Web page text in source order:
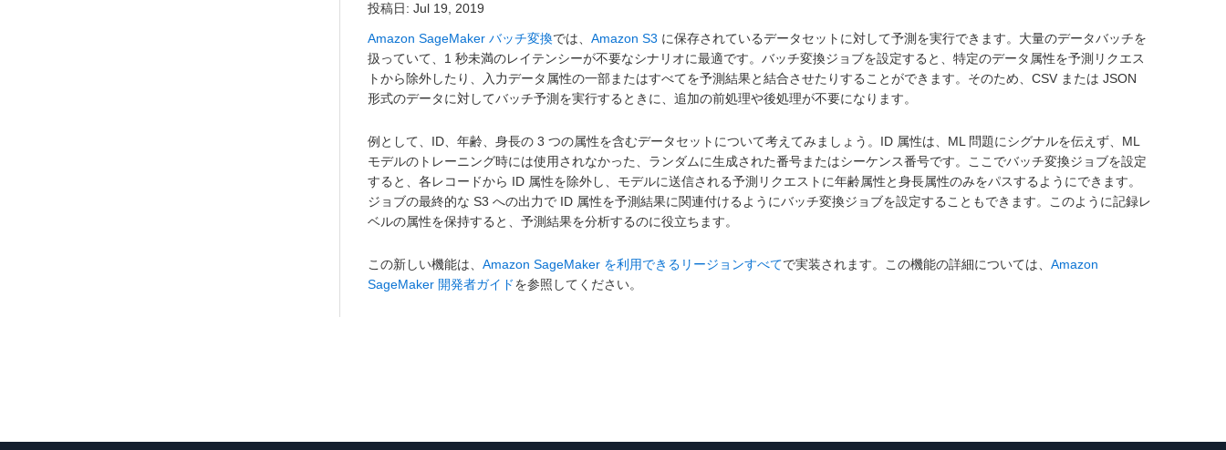
投稿日: Jul 19, 2019
Amazon SageMaker バッチ変換では、 Amazon S3 に保存されているデータセットに対して予測を実行できます。大量のデータバッチを
扱っていて、1 秒未満のレイテンシーが不要なシナリオに最適です。バッチ変換ジョブを設定すると、特定のデータ属性を予測リクエス
トから除外したり、入力データ属性の一部またはすべてを予測結果と結合させたりすることができます。そのため、CSV または JSON
形式のデータに対してバッチ予測を実行するときに、追加の前処理や後処理が不要になります。
例として、ID、年齢、身長の 3 つの属性を含むデータセットについて考えてみましょう。ID 属性は、ML 問題にシグナルを伝えず、ML
モデルのトレーニング時には使用されなかった、ランダムに生成された番号またはシーケンス番号です。ここでバッチ変換ジョブを設定
すると、各レコードから ID 属性を除外し、モデルに送信される予測リクエストに年齢属性と身長属性のみをパスするようにできます。
ジョブの最終的な S3 への出力で ID 属性を予測結果に関連付けるようにバッチ変換ジョブを設定することもできます。このように記録レ
ベルの属性を保持すると、予測結果を分析するのに役立ちます。
この新しい機能は、 Amazon SageMaker を利用できるリージョンすべてで実装されます。この機能の詳細については、 Amazon
SageMaker 開発者ガイドを参照してください。